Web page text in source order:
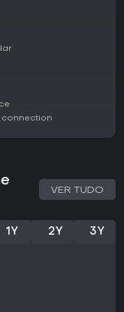
que preferem ritmo
no universo de
como
massivas, vale ficar
para quem busca
modernos.
VER TUDO
1Y 2Y 3Y